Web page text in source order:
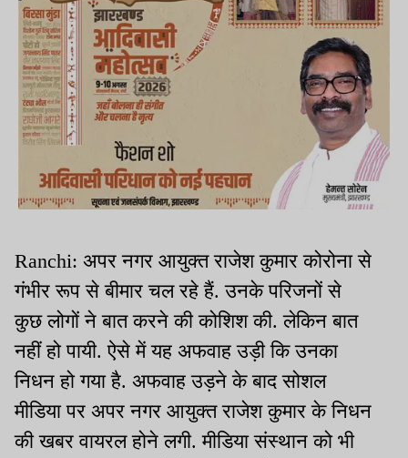
Ranchi: अपर नगर आयुक्त राजेश कुमार कोरोना से
गंभीर रूप से बीमार चल रहे हैं. उनके परिजनों से
कुछ लोगों ने बात करने की कोशिश की. लेकिन बात
नहीं हो पायी. ऐसे में यह अफवाह उड़ी कि उनका
निधन हो गया है. अफवाह उड़ने के बाद सोशल
मीडिया पर अपर नगर आयुक्त राजेश कुमार के निधन
की खबर वायरल होने लगी. मीडिया संस्थान को भी